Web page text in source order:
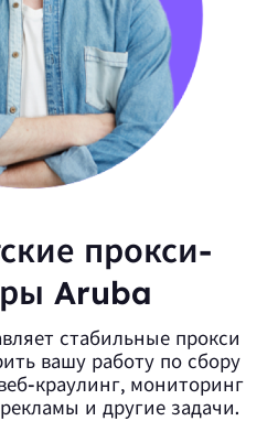
прокси-
Aruba
стабильные прокси
вашу работу по сбору
краулинг, мониторинг
и другие задачи.